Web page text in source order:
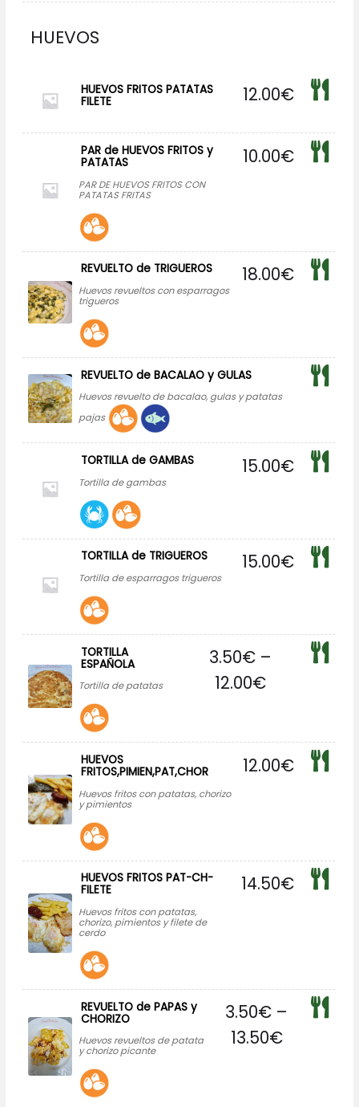
HUEVOS
HUEVOS FRITOS PATATAS
FILETE 12.00€
PAR de HUEVOS FRITOS y
PATATAS
PAR DE HUEVOS FRITOS CON
PATATAS FRITAS
10.00€
REVUELTO de TRIGUEROS
Huevos revueltos con esparragos
trigueros
18.00€
REVUELTO de BACALAO y GULAS
Huevos revuelto de bacalao, gulas y patatas
pajas
TORTILLA de GAMBAS
Tortilla de gambas
15.00€
TORTILLA de TRIGUEROS
Tortilla de esparragos trigueros
15.00€
TORTILLA
ESPAÑOLA
Tortilla de patatas
3.50€ –
12.00€
HUEVOS
FRITOS,PIMIEN,PAT,CHOR
Huevos fritos con patatas, chorizo
y pimientos
12.00€
HUEVOS FRITOS PAT-CH-
FILETE
Huevos fritos con patatas,
chorizo, pimientos y filete de
cerdo
14.50€
REVUELTO de PAPAS y
CHORIZO
Huevos revueltos de patata
y chorizo picante
3.50€ –
13.50€